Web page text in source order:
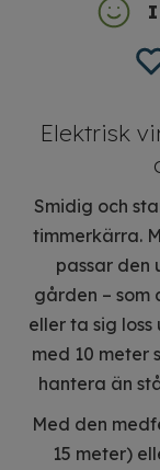
I
Elektrisk
Smidig och
timmerkärra.
passar den
gården –
eller ta sig
med 10 meter
hantera än
Med den
15 meter)